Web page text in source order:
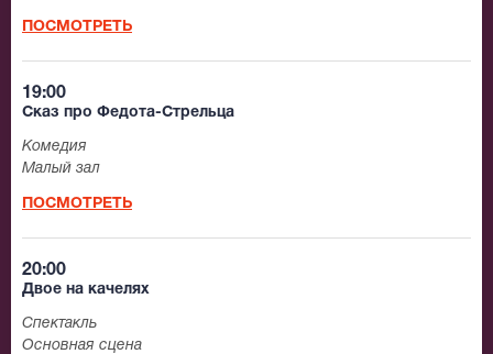
ПОСМОТРЕТЬ
19:00
Сказ про Федота-Стрельца
Комедия
Малый зал
ПОСМОТРЕТЬ
20:00
Двое на качелях
Спектакль
Основная сцена